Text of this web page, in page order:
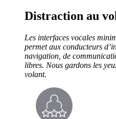
Distraction au
Les interfaces vocales
permet aux conducteurs
navigation, de
libres. Nous gardons les
volant.